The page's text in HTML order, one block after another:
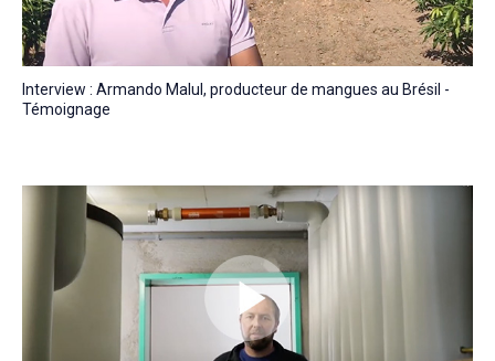
Interview : Armando Malul, producteur de mangues au Brésil -
Témoignage